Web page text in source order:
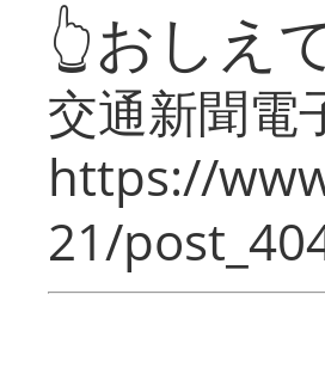
👆おし
交通新聞電
https://
21/